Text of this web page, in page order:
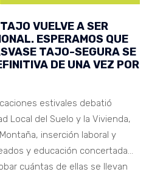
VUELVE A SER
ESPERAMOS QUE
TAJO-SEGURA SE
DE UNA VEZ POR
estivales debatió
Local del Suelo y la Vivienda,
inserción laboral y
y educación concertada…
cuántas de ellas se llevan